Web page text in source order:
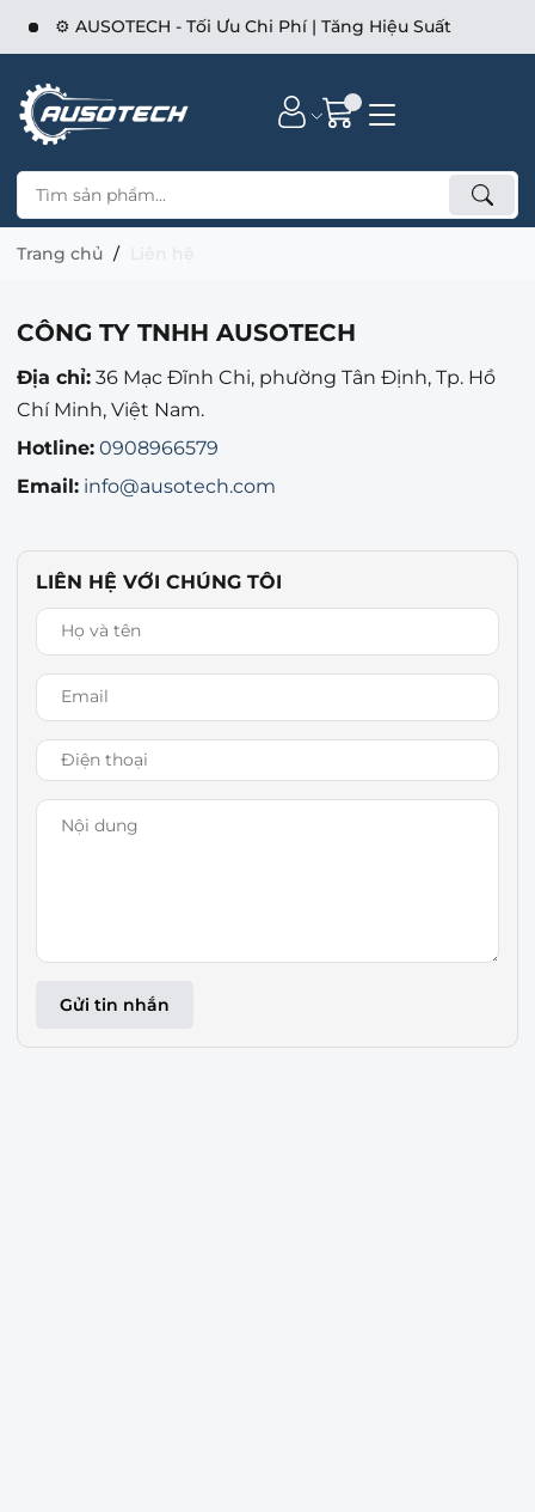
| Tăng Hiệu Suất ⚙️AUSOTECH - Đối Tác Kỹ
Trang chủ
CÔNG TY TNHH AUSOTECH
Địa chỉ: 36 Mạc Đĩnh Chi, phường Tân Định, Tp. Hồ
Chí Minh, Việt Nam.
Hotline: 0908966579
Email: info@ausotech.com
LIÊN HỆ VỚI CHÚNG TÔI
Gửi tin nhắn